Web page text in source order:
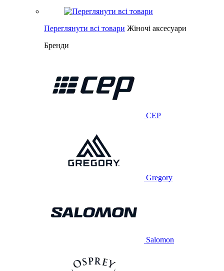
Переглянути всі товари Жіночі аксесуари
Бренди
CEP
Gregory
Salomon